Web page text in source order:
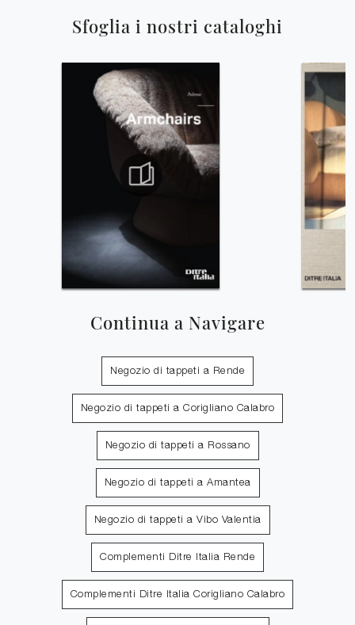
Sfoglia i nostri cataloghi
Continua a Navigare
Negozio di tappeti a Rende
Negozio di tappeti a Corigliano Calabro
Negozio di tappeti a Rossano
Negozio di tappeti a Amantea
Negozio di tappeti a Vibo Valentia
Complementi Ditre Italia Rende
Complementi Ditre Italia Corigliano Calabro